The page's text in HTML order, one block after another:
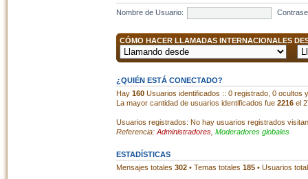
Nombre de Usuario:
CÓMO HACER LLAMADAS INTERNACIONALES
¿QUIÉN ESTÁ CONECTADO?
Hay 160Usuarios identificados :: 0 registrado, 0 ocultos
La mayor cantidad de usuarios identificados fue 2216el
Usuarios registrados: No hay usuarios registrados
Referencia: Administradores, Moderadores globales
ESTADÍSTICAS
Mensajes totales 302• Temas totales 185• Usuarios